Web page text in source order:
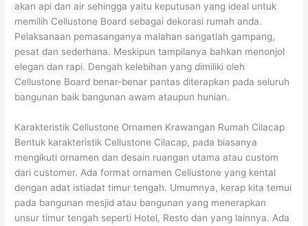
akan api dan air sehingga yaitu keputusan yang ideal untuk
memilih Cellustone Board sebagai dekorasi rumah anda.
Pelaksanaan pemasanganya malahan sangatlah gampang,
pesat dan sederhana. Meskipun tampilanya bahkan menonjol
elegan dan rapi. Dengah kelebihan yang dimiliki oleh
Cellustone Board benar-benar pantas diterapkan pada seluruh
bangunan baik bangunan awam ataupun hunian.
Karakteristik Cellustone Ornamen Krawangan Rumah Cilacap
Bentuk karakteristik Cellustone Cilacap, pada biasanya
mengikuti ornamen dan desain ruangan utama atau custom
dari customer. Ada format ornamen Cellustone yang kental
dengan adat istiadat timur tengah. Umumnya, kerap kita temui
pada bangunan mesjid atau bangunan yang menerapkan
unsur timur tengah seperti Hotel, Resto dan yang lainnya. Ada